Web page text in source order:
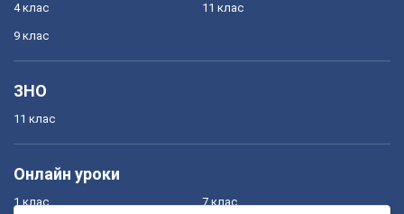
4 клас
9 клас
11 клас
ЗНО
11 клас
Онлайн уроки
1 клас 7 клас